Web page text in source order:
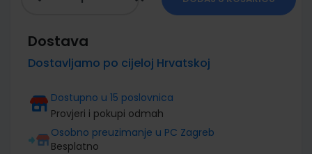
Dostava
Dostavljamo po cijeloj Hrvatskoj
Dostupno u 15 poslovnica
Provjeri i pokupi odmah
Osobno preuzimanje u PC Zagreb
Besplatno